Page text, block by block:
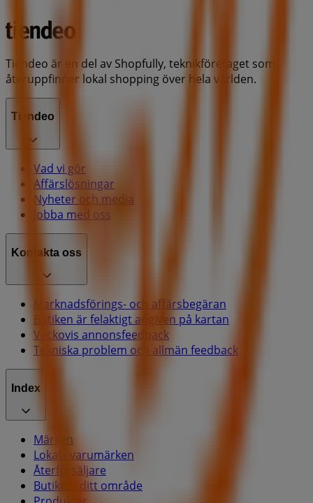
Tiendeo är en del av Shopfully, teknikföretaget som
återuppfinner lokal shopping över hela världen.
Tiendeo
Vad vi gör
Affärslösningar
Nyheter och media
Jobba med oss
Kontakta oss
Marknadsförings- och affärsbegäran
Butiken är felaktigt angiven på kartan
Veckovis annonsfeedback
Tekniska problem och allmän feedback
Index
Märken
Lokala varumärken
Återförsäljare
Butiker i ditt område